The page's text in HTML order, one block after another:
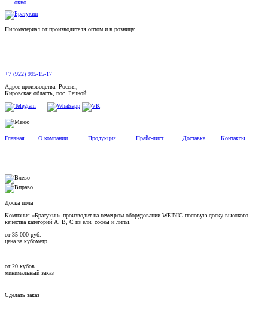
Пиломатериал от производителя оптом и в розницу
+7 (922) 995-15-17
Адрес производства: Россия,
Кировская область, пос. Речной
Главная О компании Продукция Прайс-лист Доставка Контакты
Доска пола
Компания «Братухин» производит на немецком оборудовании WEINIG половую доску высокого
качества категорий А, В, С из ели, сосны и липы.
от35 000 руб.
цена за кубометр
от20 кубов
минимальный заказ
Сделать заказ